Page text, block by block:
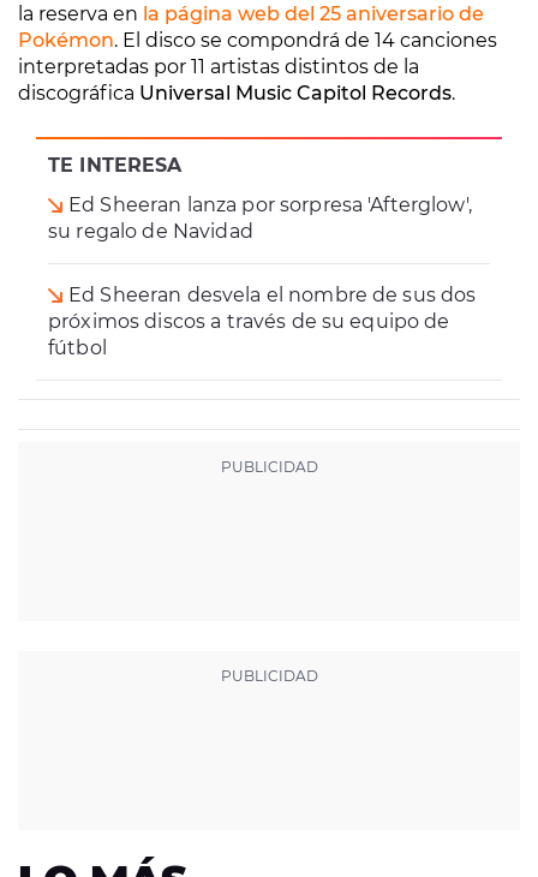
TE INTERESA
Ed Sheeran lanza por sorpresa 'Afterglow',
su regalo de Navidad
Ed Sheeran desvela el nombre de sus dos
próximos discos a través de su equipo de
fútbol
la reserva en la página web del 25 aniversario de
Pokémon. El disco se compondrá de 14 canciones
interpretadas por 11 artistas distintos de la
discográfica Universal Music Capitol Records.